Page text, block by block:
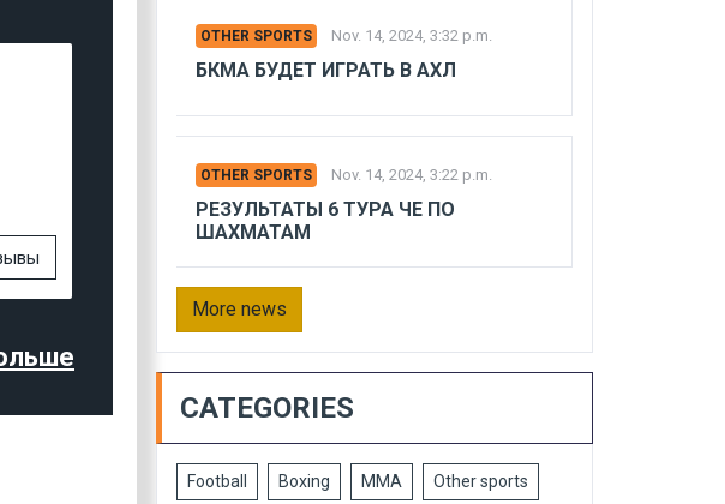
OTHER SPORTS Nov. 14, 2024, 3:32 p.m.
БКМА БУДЕТ ИГРАТЬ В АХЛ
OTHER SPORTS Nov. 14, 2024, 3:22 p.m.
РЕЗУЛЬТАТЫ 6 ТУРА ЧЕ ПО
ШАХМАТАМ
More news
CATEGORIES
Football Boxing MMA Other sports